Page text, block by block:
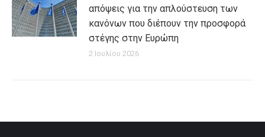
απόψεις για την απλούστευση των
κανόνων που διέπουν την προσφορά
στέγης στην Ευρώπη
2 Ιουλίου 2026